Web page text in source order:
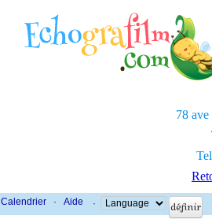
78 ave
Calendrier · Aide ·